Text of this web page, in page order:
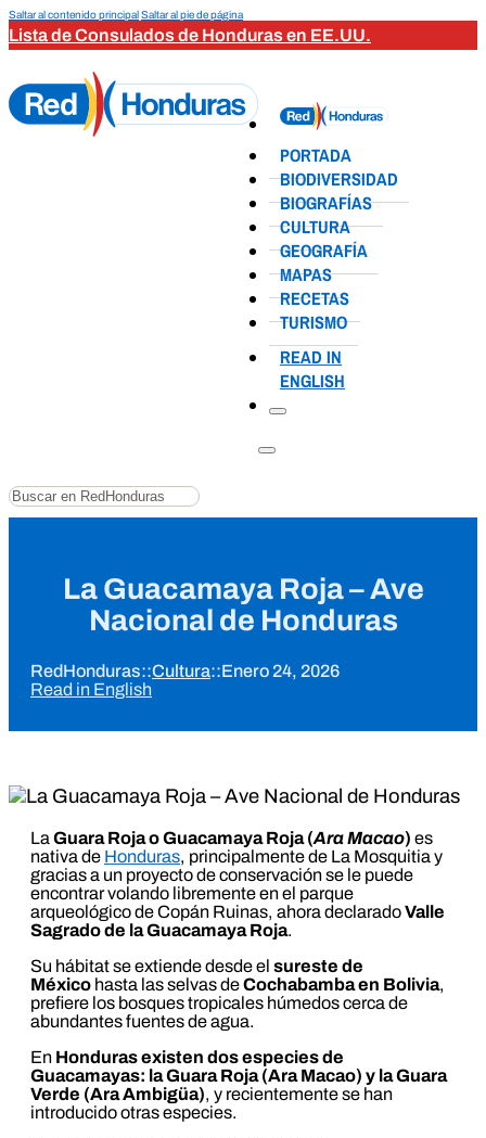
Saltar al contenido principalSaltar al pie de página
Lista de Consulados de Honduras en EE.UU.
PORTADA
BIODIVERSIDAD
BIOGRAFÍAS
CULTURA
GEOGRAFÍA
MAPAS
RECETAS
TURISMO
READ IN
ENGLISH
Buscar
La Guacamaya Roja – Ave
Nacional de Honduras
RedHonduras::Cultura::Enero 24, 2026
Read in English
La Guara Roja o Guacamaya Roja (Ara Macao) es
nativa de Honduras, principalmente de La Mosquitia y
gracias a un proyecto de conservación se le puede
encontrar volando libremente en el parque
arqueológico de Copán Ruinas, ahora declaradoValle
Sagrado de la Guacamaya Roja.
Su hábitat se extiende desde el sureste de
México hasta las selvas deCochabamba en Bolivia,
prefiere los bosques tropicales húmedos cerca de
abundantes fuentes de agua.
En Honduras existen dos especies de
Guacamayas: la Guara Roja (Ara Macao) y la Guara
Verde (Ara Ambigüa), y recientemente se han
introducido otras especies.